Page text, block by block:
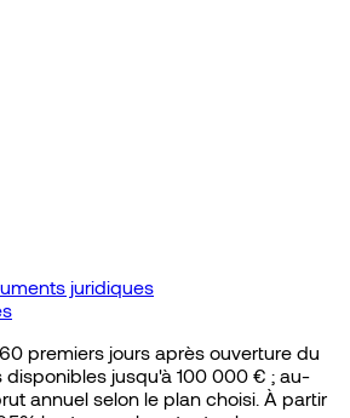
juridiques
premiers jours après ouverture du
disponibles jusqu'à 100 000 € ; au-
annuel selon le plan choisi. À partir